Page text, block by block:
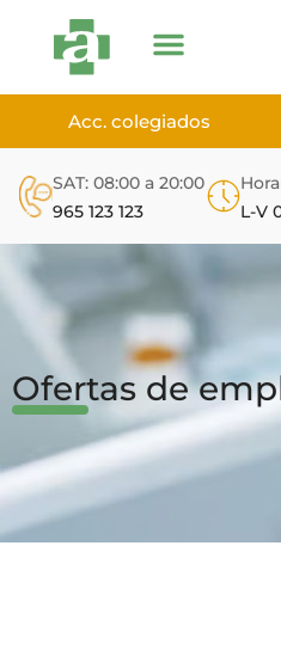
Acc. colegiados
SAT: 08:00 a 20:00
965 123 123
L-V
Ofertas de